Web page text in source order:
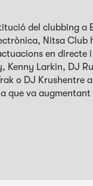
del clubbing a
Nitsa Club
en directe
Kenny Larkin, DJ
o DJ Krushentre
que va